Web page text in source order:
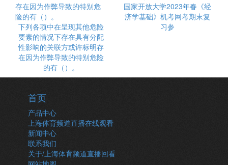
下列各项中在呈现其他危险
要素的情况下存在具有分配
性影响的关联方或许标明存
在因为作弊导致的特别危险
的有（）。
国家开放大学2023年春《经
济学基础》机考网考期末复
习参
首页
产品中心
上海体育频道直播在线观看
新闻中心
联系我们
关于/上海体育频道直播回看